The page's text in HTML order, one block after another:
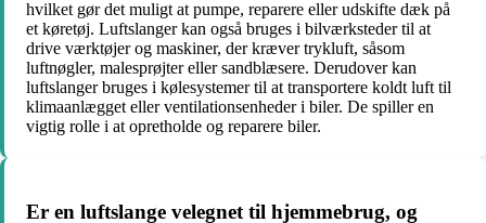
hvilket gør det muligt at pumpe, reparere eller udskifte dæk på
et køretøj. Luftslanger kan også bruges i bilværksteder til at
drive værktøjer og maskiner, der kræver trykluft, såsom
luftnøgler, malesprøjter eller sandblæsere. Derudover kan
luftslanger bruges i kølesystemer til at transportere koldt luft til
klimaanlægget eller ventilationsenheder i biler. De spiller en
vigtig rolle i at opretholde og reparere biler.
Er en luftslange velegnet til hjemmebrug, og